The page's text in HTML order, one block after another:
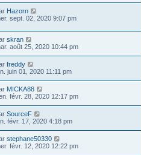
Hazorn
sept. 02, 2020 9:07 pm
skran
août 25, 2020 10:44 pm
freddy
juin 01, 2020 11:11 pm
MICKA88
févr. 28, 2020 12:17 pm
SourceF
févr. 17, 2020 4:18 pm
stephane50330
févr. 12, 2020 12:22 pm